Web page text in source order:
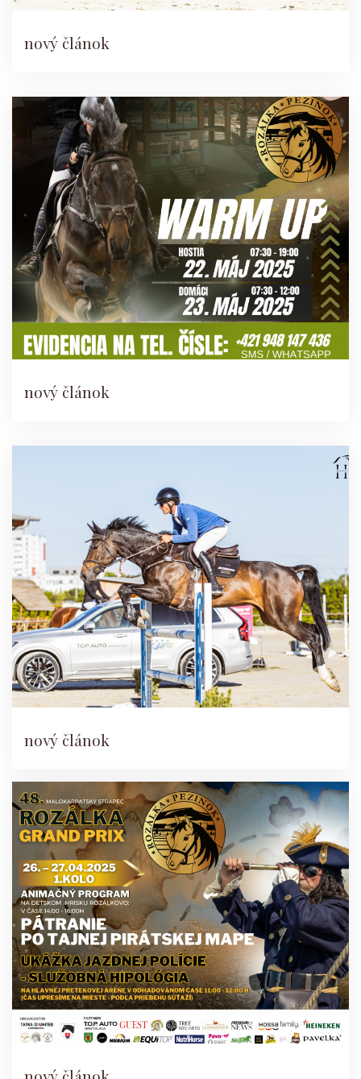
nový článok
nový článok
nový článok